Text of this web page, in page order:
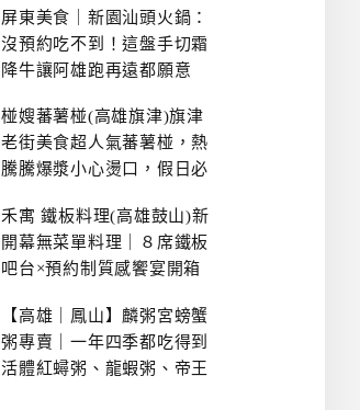
屏東美食｜新園汕頭火鍋：
沒預約吃不到！這盤手切霜
降牛讓阿雄跑再遠都願意
椪嫂蕃薯椪(高雄旗津)旗津
老街美食超人氣蕃薯椪，熱
騰騰爆漿小心燙口，假日必
禾寓 鐵板料理(高雄鼓山)新
開幕無菜單料理｜８席鐵板
吧台×預約制質感饗宴開箱
【高雄｜鳳山】麟粥宮螃蟹
粥專賣｜一年四季都吃得到
活體紅蟳粥、龍蝦粥、帝王